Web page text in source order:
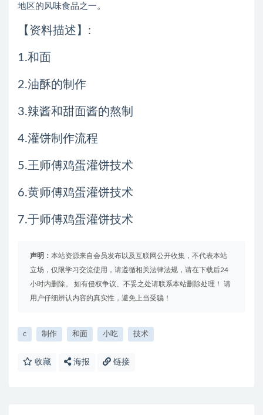
地区的风味食品之一。
【资料描述】:
1.和面
2.油酥的制作
3.辣酱和甜面酱的熬制
4.灌饼制作流程
5.王师傅鸡蛋灌饼技术
6.黄师傅鸡蛋灌饼技术
7.于师傅鸡蛋灌饼技术
声明： 本站资源来自会员发布以及互联网公开收集，不代表本站
立场，仅限学习交流使用，请遵循相关法律法规，请在下载后24
小时内删除。 如有侵权争议、不妥之处请联系本站删除处理！ 请
用户仔细辨认内容的真实性，避免上当受骗！
c 制作 和面 小吃 技术
收藏 海报 链接